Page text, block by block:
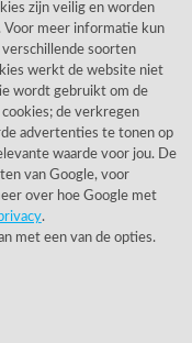
zijn veilig en worden
Voor meer informatie kun
verschillende soorten
werkt de website niet
wordt gebruikt om de
de verkregen
advertenties te tonen op
waarde voor jou. De
van Google, voor
over hoe Google met
.
met een van de opties.